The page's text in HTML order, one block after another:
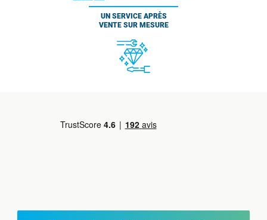
UN SERVICE APRÈS
VENTE SUR MESURE